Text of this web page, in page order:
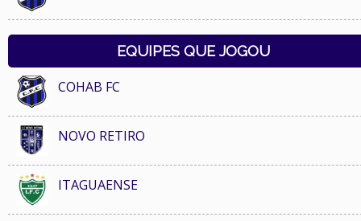
EQUIPES QUE JOGOU
COHAB FC
NOVO RETIRO
ITAGUAENSE